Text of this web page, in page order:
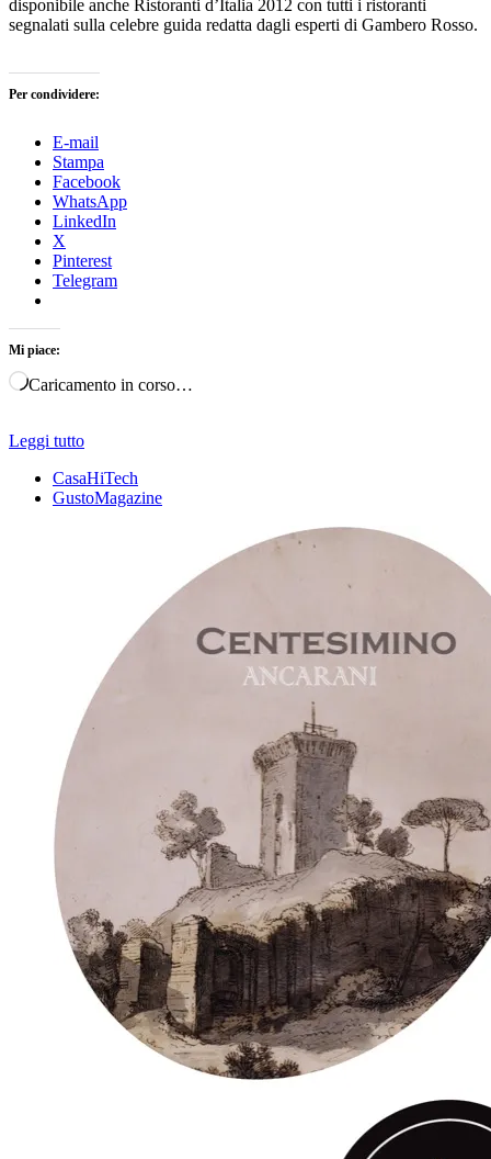
disponibile anche Ristoranti d’Italia 2012 con tutti i ristoranti
segnalati sulla celebre guida redatta dagli esperti di Gambero Rosso.
Per condividere:
E-mail
Stampa
Facebook
WhatsApp
LinkedIn
X
Pinterest
Telegram
Mi piace:
Caricamento in corso…
Leggi tutto
CasaHiTech
GustoMagazine